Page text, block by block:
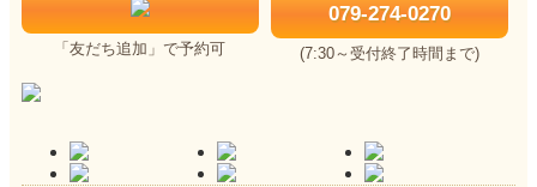
「友だち追加」で予約可
079-274-0270
(7:30～受付終了時間まで)